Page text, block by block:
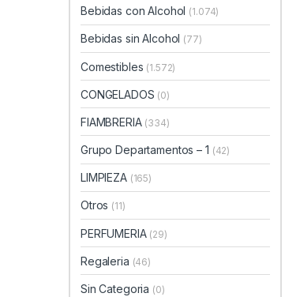
Bebidas con Alcohol (1.074)
Bebidas sin Alcohol (77)
Comestibles (1.572)
CONGELADOS (0)
FIAMBRERIA (334)
Grupo Departamentos – 1 (42)
LIMPIEZA (165)
Otros (11)
PERFUMERIA (29)
Regaleria (46)
Sin Categoria (0)